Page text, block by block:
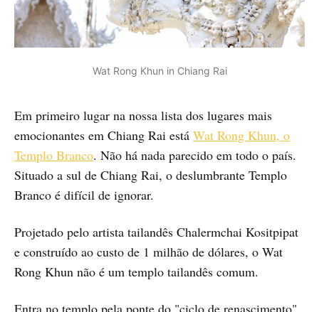
Wat Rong Khun in Chiang Rai
Em primeiro lugar na nossa lista dos lugares mais
emocionantes em Chiang Rai está Wat Rong Khun, o
Templo Branco. Não há nada parecido em todo o país.
Situado a sul de Chiang Rai, o deslumbrante Templo
Branco é difícil de ignorar.
Projetado pelo artista tailandês Chalermchai Kositpipat
e construído ao custo de 1 milhão de dólares, o Wat
Rong Khun não é um templo tailandês comum.
Entra no templo pela ponte do "ciclo de renascimento"